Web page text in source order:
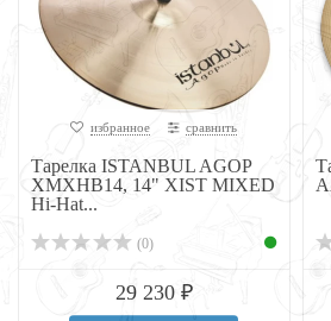
избранное сравнить
Тарелка ISTANBUL AGOP
XMXHB14, 14" XIST MIXED
Hi-Hat...
(0)
29 230 ₽